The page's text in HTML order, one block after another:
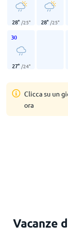
28° /25° 28° /25°
30
27° /24°
Clicca su un
ora
Vacanze